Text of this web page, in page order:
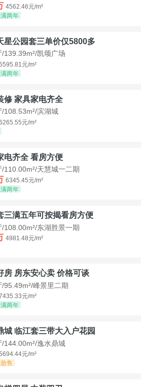
4562.46元/m²
满两年
星公园套三单价仅5800多
139.39m²/凯颂广场
元/m²
满两年
修 家具家电齐全
108.53m²/滨湖城
元/m²
电齐全 看房方便
110.00m²/天慧城一二期
6345.45元/m²
满两年
三满五年可按揭看房方便
108.00m²/东湖胜景一期
4981.48元/m²
房 房东安心卖 价格可谈
95.49m²/峰景里二期
元/m²
满两年
城 临江套三带大入户花园
/144.00m²/逸水鼎城
元/m²
急售